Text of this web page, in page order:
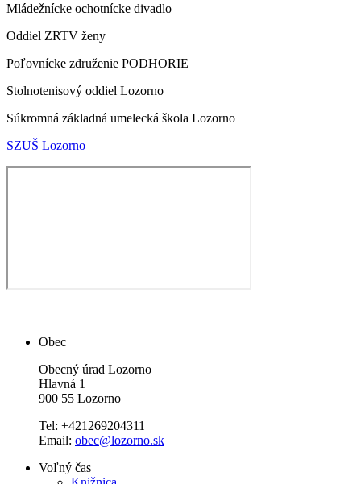
Mládežnícke ochotnícke divadlo
Oddiel ZRTV ženy
Poľovnícke združenie PODHORIE
Stolnotenisový oddiel Lozorno
Súkromná základná umelecká škola Lozorno
SZUŠ Lozorno
Obec
Obecný úrad Lozorno
Hlavná 1
900 55 Lozorno
Tel: +421269204311
Email: obec@lozorno.sk
Voľný čas